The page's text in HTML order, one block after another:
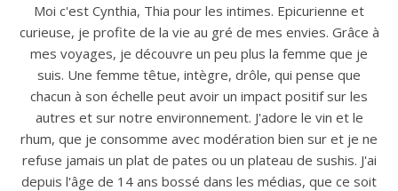
Moi c'est Cynthia, Thia pour les intimes. Epicurienne et
curieuse, je profite de la vie au gré de mes envies. Grâce à
mes voyages, je découvre un peu plus la femme que je
suis. Une femme têtue, intègre, drôle, qui pense que
chacun à son échelle peut avoir un impact positif sur les
autres et sur notre environnement. J'adore le vin et le
rhum, que je consomme avec modération bien sur et je ne
refuse jamais un plat de pates ou un plateau de sushis. J'ai
depuis l'âge de 14 ans bossé dans les médias, que ce soit